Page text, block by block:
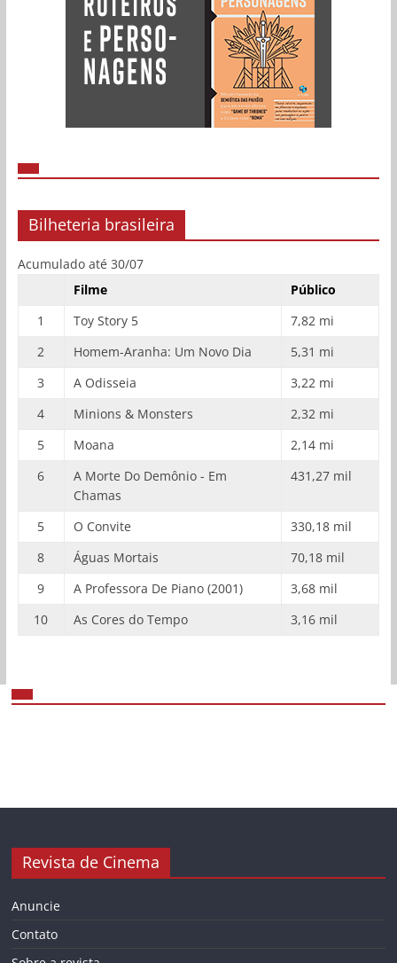
Bilheteria brasileira
Acumulado até 30/07
Filme
Público
1
Toy Story 5
7,82 mi
2
Homem-Aranha: Um Novo Dia
5,31 mi
3
A Odisseia
3,22 mi
4
Minions & Monsters
2,32 mi
5
Moana
2,14 mi
6
A Morte Do Demônio - Em
Chamas
431,27 mil
5 O Convite
330,18 mil
8
Águas Mortais
70,18 mil
9
A Professora De Piano (2001)
3,68 mil
10
As Cores do Tempo 3,16 mil
Revista de Cinema
Anuncie
Contato